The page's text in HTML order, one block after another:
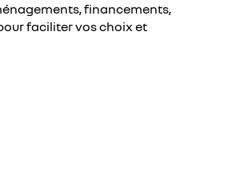
financements,
faciliter vos choix et